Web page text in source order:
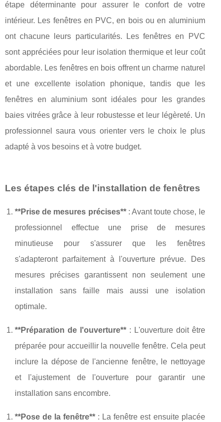
étape déterminante pour assurer le confort de votre
intérieur. Les fenêtres en PVC, en bois ou en aluminium
ont chacune leurs particularités. Les fenêtres en PVC
sont appréciées pour leur isolation thermique et leur coût
abordable. Les fenêtres en bois offrent un charme naturel
et une excellente isolation phonique, tandis que les
fenêtres en aluminium sont idéales pour les grandes
baies vitrées grâce à leur robustesse et leur légèreté. Un
professionnel saura vous orienter vers le choix le plus
adapté à vos besoins et à votre budget.
Les étapes clés de l'installation de fenêtres
**Prise de mesures précises**: Avant toute chose, le
professionnel effectue une prise de mesures
minutieuse pour s'assurer que les fenêtres
s'adapteront parfaitement à l'ouverture prévue. Des
mesures précises garantissent non seulement une
installation sans faille mais aussi une isolation
optimale.
**Préparation de l'ouverture**: L'ouverture doit être
préparée pour accueillir la nouvelle fenêtre. Cela peut
inclure la dépose de l'ancienne fenêtre, le nettoyage
et l'ajustement de l'ouverture pour garantir une
installation sans encombre.
**Pose de la fenêtre** : La fenêtre est ensuite placée